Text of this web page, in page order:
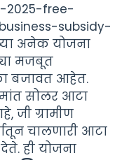
2025-free-
subsidy-
अनेक योजना
मजबूत
बजावत आहेत.
सोलर आटा
जी ग्रामीण
चालणारी आटा
ही योजना